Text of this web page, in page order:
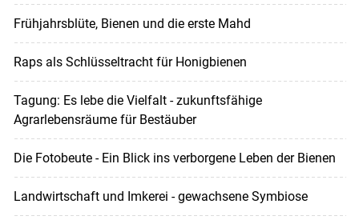
Frühjahrsblüte, Bienen und die erste Mahd
Raps als Schlüsseltracht für Honigbienen
Tagung: Es lebe die Vielfalt - zukunftsfähige
Agrarlebensräume für Bestäuber
Die Fotobeute - Ein Blick ins verborgene Leben der Bienen
Landwirtschaft und Imkerei - gewachsene Symbiose